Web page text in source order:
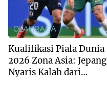
OLAHRAGA
Kualifikasi Piala Dunia
2026 Zona Asia: Jepang
Nyaris Kalah dari